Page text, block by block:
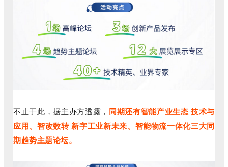
不止于此，据主办方透露， 同期还有智能产业生态 技术与
应用、智改数转 新字工业新未来、智能物流一体化三大同
期趋势主题论坛。